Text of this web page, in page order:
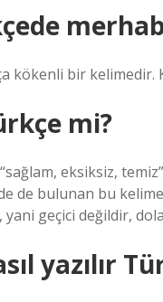
kökenli bir kelimedir.
mi?
eksiksiz,
de bulunan bu
geçici değildir,
yazılır